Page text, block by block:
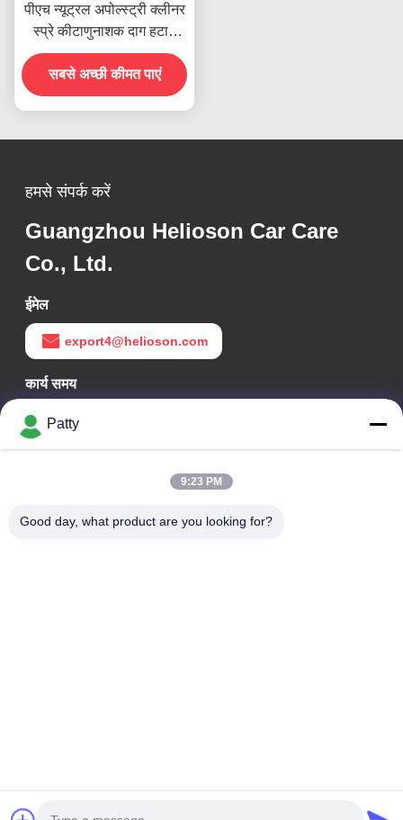
पीएच न्यूट्रल अपोल्स्ट्री क्लीनर
स्प्रे कीटाणुनाशक दाग हटाने
वाला थोक में
सबसे अच्छी कीमत पाएं
हमसे संपर्क करें
Guangzhou Helioson Car Care
Co., Ltd.
ईमेल
export4@helioson.com
कार्य समय
09:30-18:30
हमारा पता
Patty
9:23 PM
Good day, what product are you looking for?